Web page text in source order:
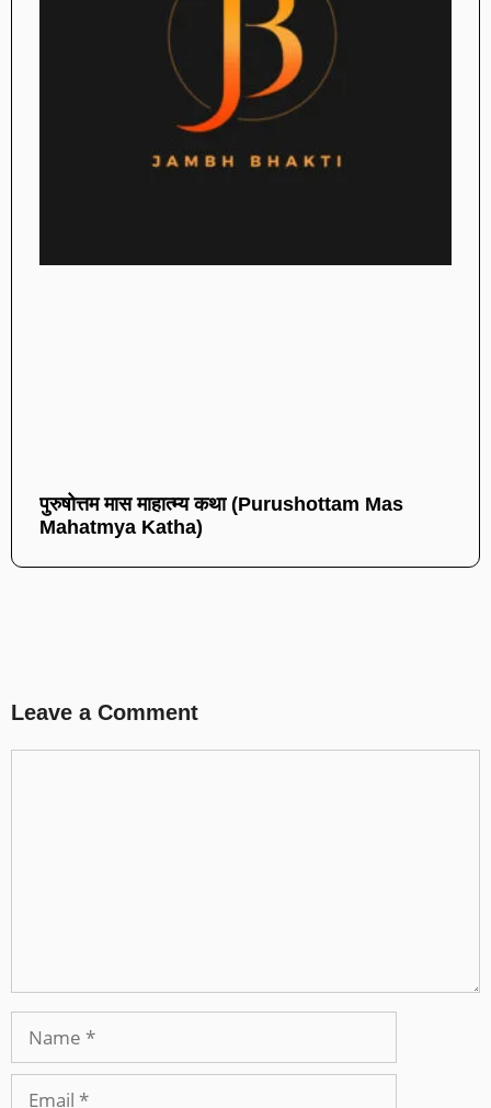
पुरुषोत्तम मास माहात्म्य कथा (Purushottam Mas
Mahatmya Katha)
Leave a Comment